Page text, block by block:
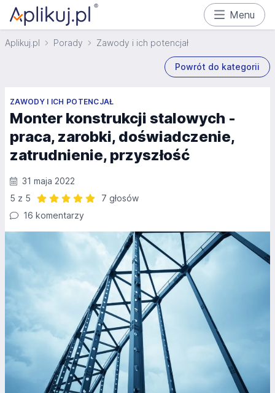
Menu
Aplikuj.pl Porady Zawody i ich potencjał
Powrót do kategorii
ZAWODY I ICH POTENCJAŁ
Monter konstrukcji stalowych -
praca, zarobki, doświadczenie,
zatrudnienie, przyszłość
31 maja 2022
5 z 5
7 głosów
16 komentarzy